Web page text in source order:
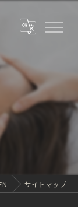
サイトマップ